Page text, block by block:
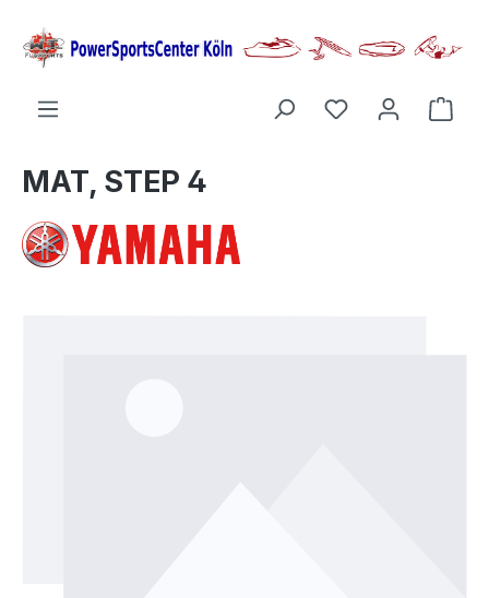
springen
MAT, STEP 4